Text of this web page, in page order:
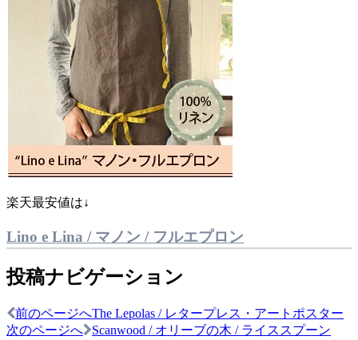
楽天最安値は↓
Lino e Lina / マノン / フルエプロン
投稿ナビゲーション
前のページへThe Lepolas / レタープレス・アートポスター
次のページへ
Scanwood / オリーブの木 / ライススプーン